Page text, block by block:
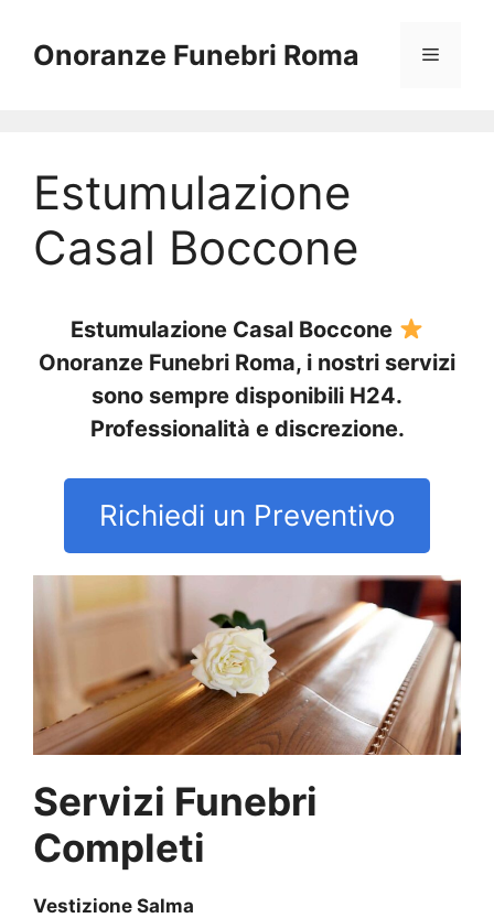
contenuto
Onoranze Funebri Roma Menu
Estumulazione
Casal Boccone
Estumulazione Casal Boccone
Onoranze Funebri Roma, i nostri servizi
sono sempre disponibili H24.
Professionalità e discrezione.
Richiedi un Preventivo
Servizi Funebri
Completi
Vestizione Salma